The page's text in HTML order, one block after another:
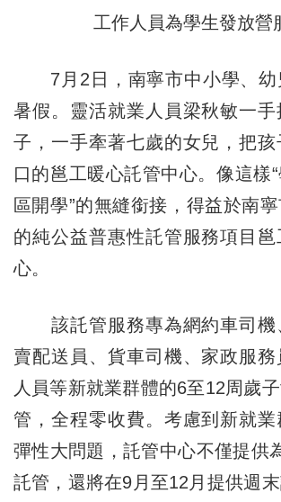
工作人員為學生發放營
7月2日，南寧市中小學、幼
暑假。靈活就業人員梁秋敏一
子，一手牽著七歲的女兒，把孩
口的邕工暖心託管中心。像這樣
區開學”的無縫銜接，得益於南
的純公益普惠性託管服務項目
心。
該託管服務專為網約車司機
賣配送員、貨車司機、家政服
人員等新就業群體的6至12周歲
管，全程零收費。考慮到新就業
彈性大問題，託管中心不僅提供
託管，還將在9月至12月提供週